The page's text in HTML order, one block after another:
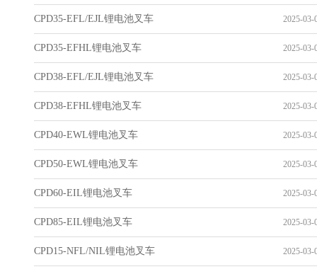
CPD35-EFL/EJL锂电池叉车 2025-03-
CPD35-EFHL锂电池叉车 2025-03-
CPD38-EFL/EJL锂电池叉车 2025-03-
CPD38-EFHL锂电池叉车 2025-03-
CPD40-EWL锂电池叉车 2025-03-
CPD50-EWL锂电池叉车 2025-03-
CPD60-EIL锂电池叉车 2025-03-
CPD85-EIL锂电池叉车 2025-03-
CPD15-NFL/NIL锂电池叉车 2025-03-